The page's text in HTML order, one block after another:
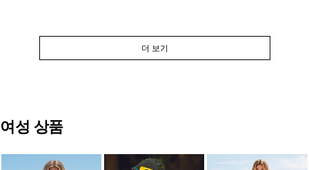
더 보기
여성 상품